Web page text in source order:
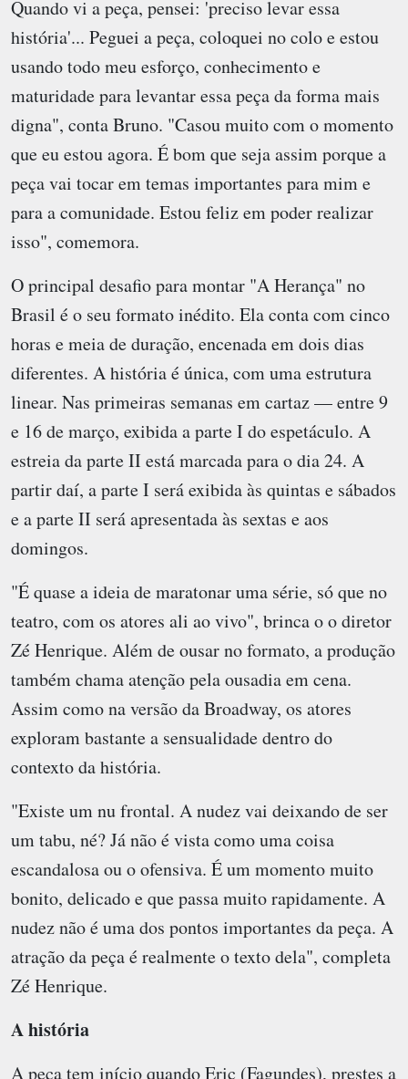
Quando vi a peça, pensei: 'preciso levar essa
história'... Peguei a peça, coloquei no colo e estou
usando todo meu esforço, conhecimento e
maturidade para levantar essa peça da forma mais
digna", conta Bruno. "Casou muito com o momento
que eu estou agora. É bom que seja assim porque a
peça vai tocar em temas importantes para mim e
para a comunidade. Estou feliz em poder realizar
isso", comemora.
O principal desafio para montar "A Herança" no
Brasil é o seu formato inédito. Ela conta com cinco
horas e meia de duração, encenada em dois dias
diferentes. A história é única, com uma estrutura
linear. Nas primeiras semanas em cartaz — entre 9
e 16 de março, exibida a parte I do espetáculo. A
estreia da parte II está marcada para o dia 24. A
partir daí, a parte I será exibida às quintas e sábados
e a parte II será apresentada às sextas e aos
domingos.
"É quase a ideia de maratonar uma série, só que no
teatro, com os atores ali ao vivo", brinca o o diretor
Zé Henrique. Além de ousar no formato, a produção
também chama atenção pela ousadia em cena.
Assim como na versão da Broadway, os atores
exploram bastante a sensualidade dentro do
contexto da história.
"Existe um nu frontal. A nudez vai deixando de ser
um tabu, né? Já não é vista como uma coisa
escandalosa ou o ofensiva. É um momento muito
bonito, delicado e que passa muito rapidamente. A
nudez não é uma dos pontos importantes da peça. A
atração da peça é realmente o texto dela", completa
Zé Henrique.
A história
A peça tem início quando Eric (Fagundes), prestes a